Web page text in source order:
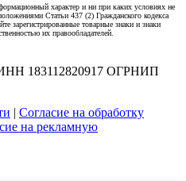
характер и ни при каких условиях не
Статьи 437 (2) Гражданского кодекса
зарегистрированные товарные знаки и знаки
их правообладателей.
183112820917 ОГРНИП
| Согласие на обработку
на рекламную